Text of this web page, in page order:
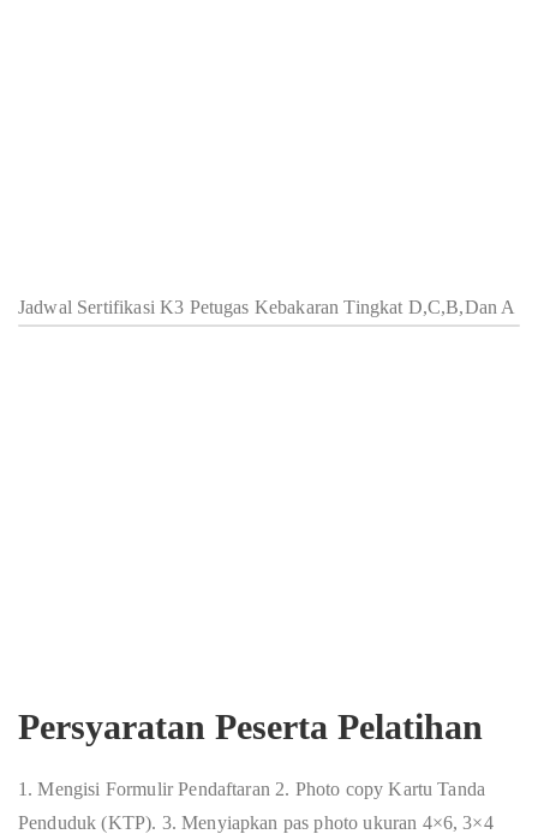
Jadwal Sertifikasi K3 Petugas Kebakaran Tingkat D,C,B,Dan A
Persyaratan Peserta Pelatihan
1. Mengisi Formulir Pendaftaran 2. Photo copy Kartu Tanda
Penduduk (KTP). 3. Menyiapkan pas photo ukuran 4×6, 3×4